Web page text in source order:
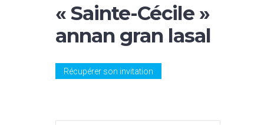
« Sainte-Cécile »
annan gran lasal
Récupérer son invitation